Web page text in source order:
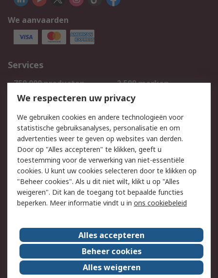
We aanvaarden
Services
750.000 producten
2.500 merken
Bestellen
Inkoopoplossingen
Track & Trace
Wettelijk
Cookiebeleid
Email veiligheid
Privacybeleid
Websitevoorwaarden
Algemene
verkoopvoorwaarden
Over RS
RS Group
Over ons
RS wereldwijd
Werken bij RS
We respecteren uw privacy
We gebruiken cookies en andere technologieën voor
statistische gebruiksanalyses, personalisatie en om
advertenties weer te geven op websites van derden.
Door op "Alles accepteren" te klikken, geeft u
toestemming voor de verwerking van niet-essentiële
cookies. U kunt uw cookies selecteren door te klikken op
"Beheer cookies". Als u dit niet wilt, klikt u op "Alles
weigeren". Dit kan de toegang tot bepaalde functies
beperken. Meer informatie vindt u in ons cookiebeleid
Alles accepteren
Beheer cookies
Alles weigeren